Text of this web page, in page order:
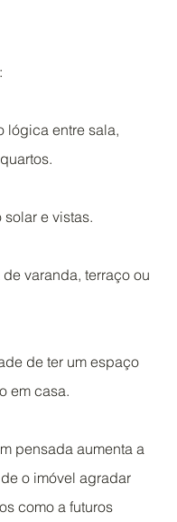
lógica entre sala,
e vistas.
varanda, terraço ou
de ter um espaço
em casa.
pensada aumenta a
o imóvel agradar
como a futuros